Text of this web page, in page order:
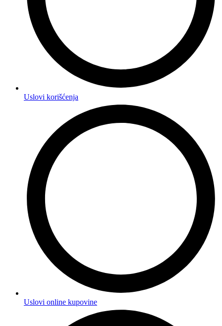
Uslovi korišćenja
Uslovi online kupovine